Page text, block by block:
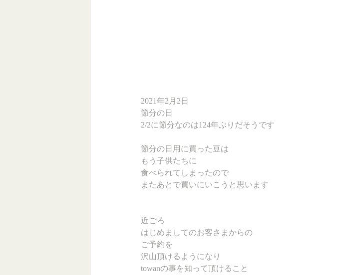
2021年2月2日
節分の日
2/2に節分なのは124年ぶりだそうです
節分の日用に買った豆は
もう子供たちに
食べられてしまったので
またあとで買いにいこうと思います
近ごろ
はじめましてのお客さまからの
ご予約を
沢山頂けるようになり
towanの事を知って頂けること